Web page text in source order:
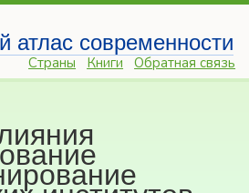
атлас современности
Страны Книги Обратная связь